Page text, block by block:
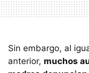
Sin embargo, al
anterior, muchos